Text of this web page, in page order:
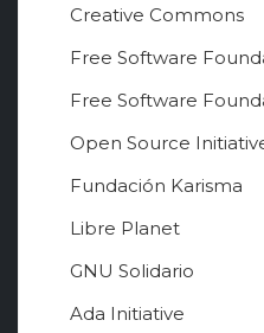
Creative Commons
Free Software
Free Software
Open Source
Fundación Karisma
Libre Planet
GNU Solidario
Ada Initiative